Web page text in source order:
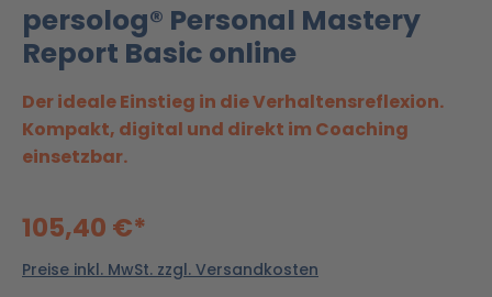
persolog® Personal Mastery
Report Basic online
Der ideale Einstieg in die Verhaltensreflexion.
Kompakt, digital und direkt im Coaching
einsetzbar.
105,40 €*
Preise inkl. MwSt. zzgl. Versandkosten